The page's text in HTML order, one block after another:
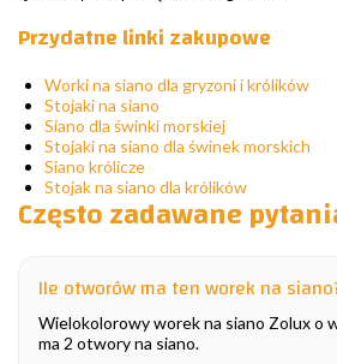
Przydatne linki zakupowe
Worki na siano dla gryzoni i królików
Stojaki na siano
Siano dla świnki morskiej
Stojaki na siano dla świnek morskich
Siano królicze
Stojak na siano dla królików
Często zadawane
Ile otworów ma ten worek na
Wielokolorowy worek na siano Zolux o
ma 2 otwory na siano.